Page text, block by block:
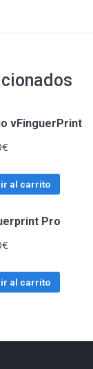
vFinguerPrint
€
al carrito
Pro
€
al carrito